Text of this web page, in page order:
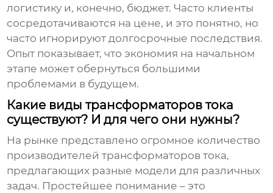
логистику и, конечно, бюджет. Часто клиенты
сосредотачиваются на цене, и это понятно, но
часто игнорируют долгосрочные последствия.
Опыт показывает, что экономия на начальном
этапе может обернуться большими
проблемами в будущем.
Какие виды трансформаторов тока
существуют? И для чего они нужны?
На рынке представлено огромное количество
производителей трансформаторов тока,
предлагающих разные модели для различных
задач. Простейшее понимание – это